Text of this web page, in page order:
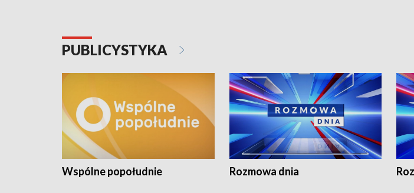
PUBLICYSTYKA
Wspólne popołudnie Rozmowa dnia